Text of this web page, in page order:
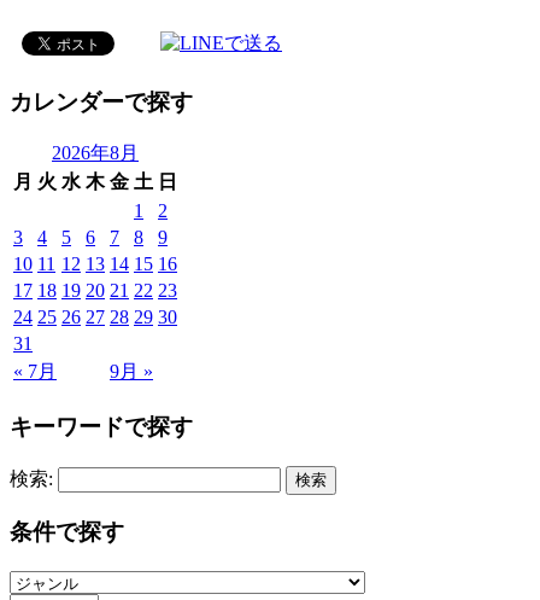
カレンダーで探す
2026年8月
月 火 水 木 金 土 日
« 7月 9月 »
1
2
3
4 5 6 7 8
9
10 11 12 13 14 15 16
17 18 19 20 21 22 23
24 25 26 27 28 29 30
31
キーワードで探す
検索:
条件で探す